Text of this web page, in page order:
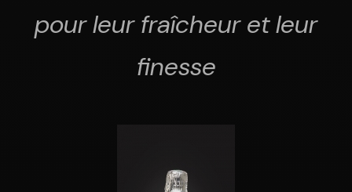
pour leur fraîcheur et leur
finesse